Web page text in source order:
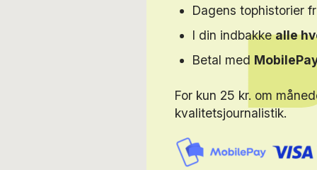
Dagens tophistorier
I din indbakkealle
Betal med
For kun 25 kr. om
kvalitetsjournalistik.